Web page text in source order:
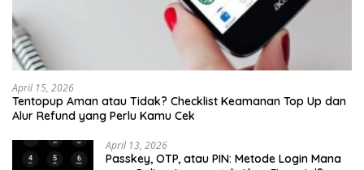
April 15, 2026
Tentopup Aman atau Tidak? Checklist Keamanan Top Up dan
Alur Refund yang Perlu Kamu Cek
April 13, 2026
Passkey, OTP, atau PIN: Metode Login Mana